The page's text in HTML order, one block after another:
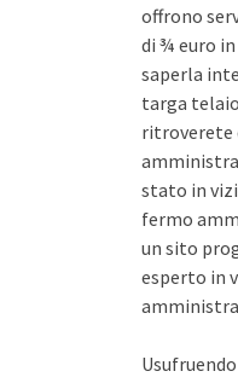
offrono
di ¾ euro
saperla
targa
ritroverete
stato in
fermo
un sito
esperto in